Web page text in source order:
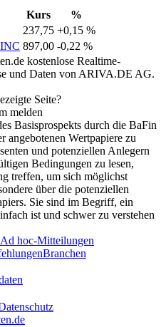
Kurs
%
237,75 +0,15 %
897,00 -0,22 %
kostenlose Realtime-
und Daten von ARIVA.DE AG.
Seite?
melden
Basisprospekts durch die BaFin
angebotenen Wertpapiere zu
und potenziellen Anlegern
Bedingungen zu lesen,
treffen, um sich möglichst
über die potenziellen
Sie sind im Begriff, ein
ist und schwer zu verstehen
Ad hoc-Mitteilungen
Branchen